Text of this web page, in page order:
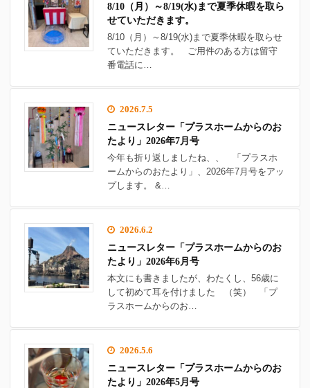
8/10（月）～8/19(水)まで夏季休暇を取ら
せていただきます。
8/10（月）～8/19(水)まで夏季休暇を取らせ
ていただきます。 ご用件のある方は留守
番電話に…
2026.7.5
ニュースレター「プラスホームからのお
たより」2026年7月号
今年も折り返しましたね、、 「プラスホ
ームからのおたより」、2026年7月号をアッ
プします。 &…
2026.6.2
ニュースレター「プラスホームからのお
たより」2026年6月号
本文にも書きましたが、わたくし、56歳に
して初めて耳を付けました （笑） 「プ
ラスホームからのお…
2026.5.6
ニュースレター「プラスホームからのお
たより」2026年5月号